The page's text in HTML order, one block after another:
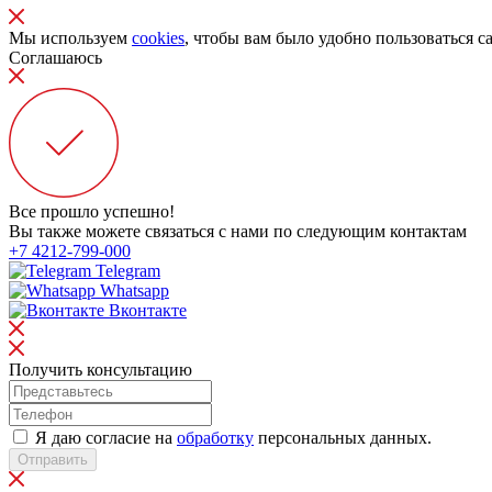
Мы используем cookies, чтобы вам было удобно пользоваться
Соглашаюсь
Все прошло успешно!
Вы также можете связаться с нами по следующим контактам
+7 4212-799-000
Telegram
Whatsapp
Вконтакте
Получить консультацию
Я даю согласие на обработку персональных данных.
Отправить